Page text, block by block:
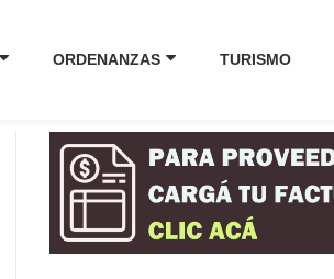
ORDENANZAS TURISMO